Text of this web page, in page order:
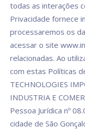
todas as interações
Privacidade fornece
processaremos os
acessar o site
relacionadas. Ao
com estas Políticas
TECHNOLOGIES
INDUSTRIA E
Pessoa Jurídica nº
cidade de São